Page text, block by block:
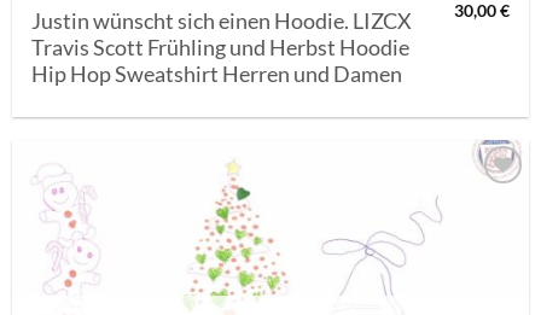
Justin wünscht sich einen Hoodie. LIZCX
Travis Scott Frühling und Herbst Hoodie
Hip Hop Sweatshirt Herren und Damen
30,00€
AUF MEINE
MERKLISTE